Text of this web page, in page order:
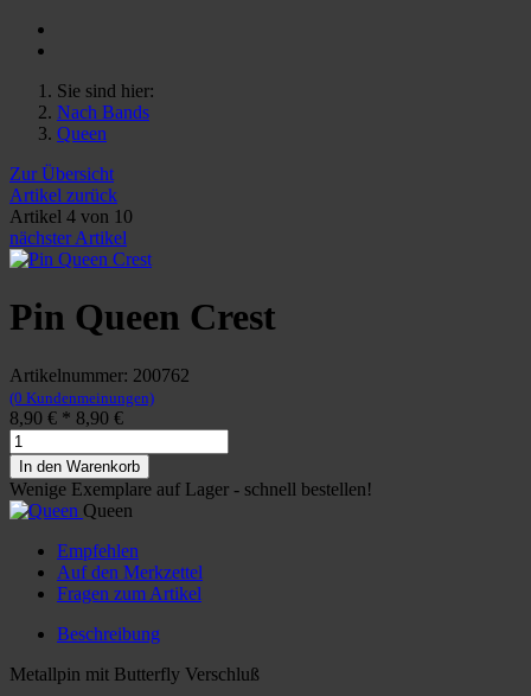
Sie sind hier:
Nach Bands
Queen
Zur Übersicht
Artikel zurück
Artikel 4 von 10
nächster Artikel
Pin Queen Crest
Artikelnummer: 200762
(0 Kundenmeinungen)
8,90 € * 8,90 €
In den Warenkorb
Wenige Exemplare auf Lager - schnell bestellen!
Queen
Empfehlen
Auf den Merkzettel
Fragen zum Artikel
Beschreibung
Metallpin mit Butterfly Verschluß